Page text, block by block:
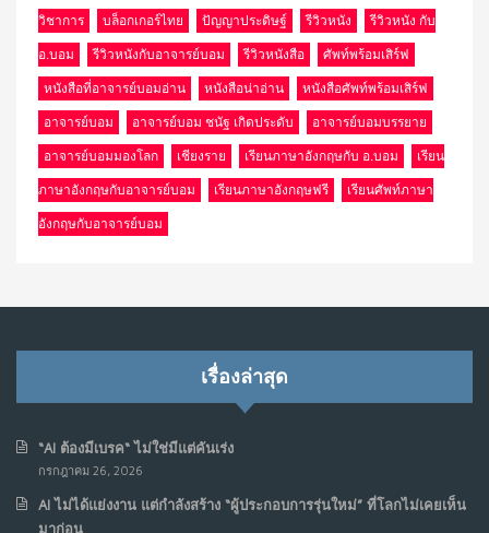
วิชาการ บล็อกเกอร์ไทย ปัญญาประดิษฐ์ รีวิวหนัง รีวิวหนัง กับ
อ.บอม รีวิวหนังกับอาจารย์บอม รีวิวหนังสือ ศัพท์พร้อมเสิร์ฟ
หนังสือที่อาจารย์บอมอ่าน หนังสือน่าอ่าน หนังสือศัพท์พร้อมเสิร์ฟ
อาจารย์บอม อาจารย์บอม ชนัฐ เกิดประดับ อาจารย์บอมบรรยาย
อาจารย์บอมมองโลก เชียงราย เรียนภาษาอังกฤษกับ อ.บอม เรียน
ภาษาอังกฤษกับอาจารย์บอม เรียนภาษาอังกฤษฟรี เรียนศัพท์ภาษา
อังกฤษกับอาจารย์บอม
เรื่องล่าสุด
“AI ต้องมีเบรค“ ไม่ใช่มีแต่คันเร่ง
กรกฎาคม 26, 2026
AI ไม่ได้แย่งงาน แต่กำลังสร้าง “ผู้ประกอบการรุ่นใหม่” ที่โลกไม่เคยเห็น
มาก่อน